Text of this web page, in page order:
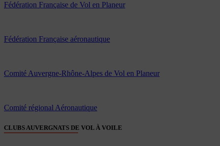
Fédération Française de Vol en Planeur
Fédération Française aéronautique
Comité Auvergne-Rhône-Alpes de Vol en Planeur
Comité régional Aéronautique
CLUBS AUVERGNATS DE VOL À VOILE